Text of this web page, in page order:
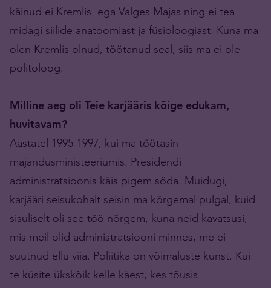
käinud ei Kremlis ega Valges Majas ning ei tea
midagi siilide anatoomiast ja füsioloogiast. Kuna ma
olen Kremlis olnud, töötanud seal, siis ma ei ole
politoloog.
Milline aeg oli Teie karjääris kõige edukam,
huvitavam?
Aastatel 1995-1997, kui ma töötasin
majandusministeeriumis. Presidendi
administratsioonis käis pigem sõda. Muidugi,
karjääri seisukohalt seisin ma kõrgemal pulgal, kuid
sisuliselt oli see töö nõrgem, kuna neid kavatsusi,
mis meil olid administratsiooni minnes, me ei
suutnud ellu viia. Poliitika on võimaluste kunst. Kui
te küsite ükskõik kelle käest, kes tõusis